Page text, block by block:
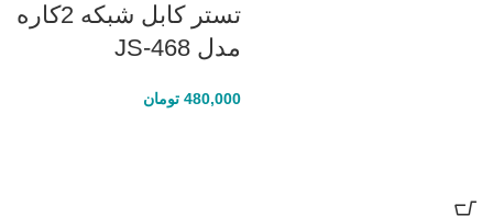
تستر کابل شبکه 2کاره
مدل JS-468
480,000 تومان